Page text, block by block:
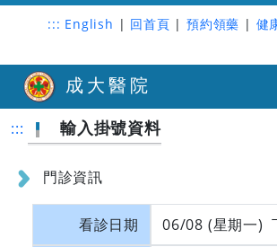
::: English | 回首頁 | 預約領藥 | 健
成大醫院
::: 輸入掛號資料
門診資訊
看診日期 06/08 (星期一)